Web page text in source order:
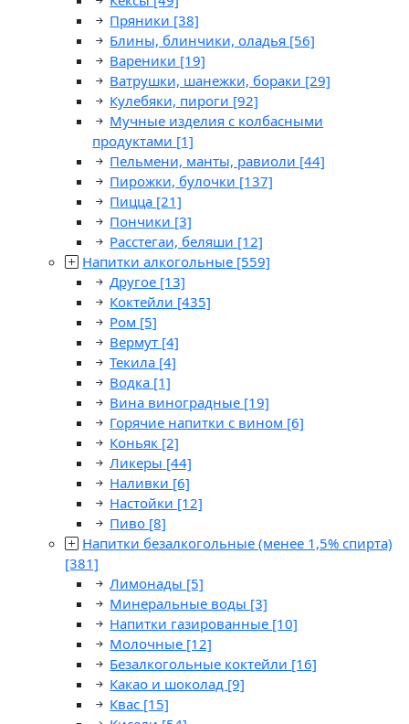
Пряники [38]
Блины, блинчики, оладья [56]
Вареники [19]
Ватрушки, шанежки, бораки [29]
Кулебяки, пироги [92]
Мучные изделия с колбасными
продуктами [1]
Пельмени, манты, равиоли [44]
Пирожки, булочки [137]
Пицца [21]
Пончики [3]
Расстегаи, беляши [12]
Напитки алкогольные [559]
Другое [13]
Коктейли [435]
Ром [5]
Вермут [4]
Текила [4]
Водка [1]
Вина виноградные [19]
Горячие напитки с вином [6]
Коньяк [2]
Ликеры [44]
Наливки [6]
Настойки [12]
Пиво [8]
Напитки безалкогольные (менее 1,5% спирта)
[381]
Лимонады [5]
Минеральные воды [3]
Напитки газированные [10]
Молочные [12]
Безалкогольные коктейли [16]
Какао и шоколад [9]
Квас [15]